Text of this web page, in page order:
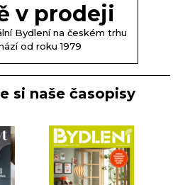
v prodeji
Bydlení na českém trhu
od roku 1979
si naše časopisy